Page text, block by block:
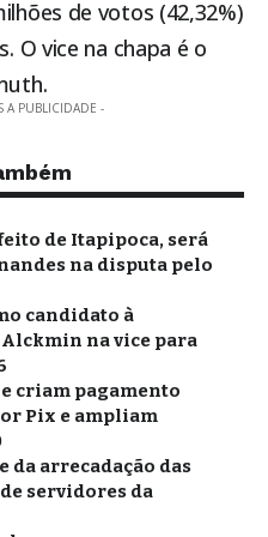
de votos (42,32%)
O vice na chapa é o
A PUBLICIDADE -
de Itapipoca, será
na disputa pelo
candidato à
na vice para
criam pagamento
Pix e ampliam
da arrecadação das
servidores da